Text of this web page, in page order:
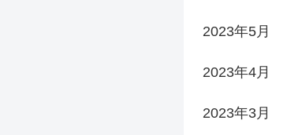
2023年5月
2023年4月
2023年3月